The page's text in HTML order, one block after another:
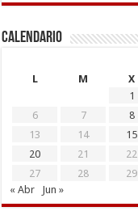
Calendario
L
M X
1
6
7 8
13
14 15
20
21 22
27
28 29
« Abr
Jun »